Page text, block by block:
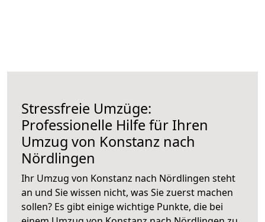
Stressfreie Umzüge:
Professionelle Hilfe für Ihren
Umzug von Konstanz nach
Nördlingen
Ihr Umzug von Konstanz nach Nördlingen steht
an und Sie wissen nicht, was Sie zuerst machen
sollen? Es gibt einige wichtige Punkte, die bei